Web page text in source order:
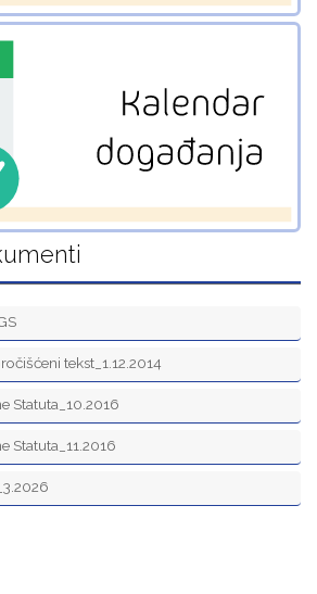
tekst_1.12.2014
Statuta_10.2016
Statuta_11.2016